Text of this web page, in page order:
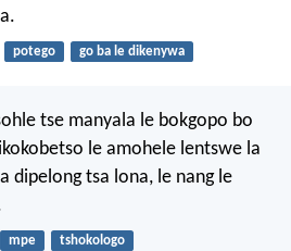
potego go ba le dikenywa
tse manyala le bokgopo bo
le amohele lentswe la
dipelong tsa lona, le nang le
mpe tshokologo